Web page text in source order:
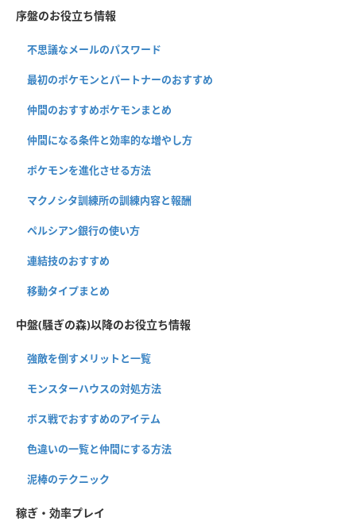
序盤のお役立ち情報
不思議なメールのパスワード
最初のポケモンとパートナーのおすすめ
仲間のおすすめポケモンまとめ
仲間になる条件と効率的な増やし方
ポケモンを進化させる方法
マクノシタ訓練所の訓練内容と報酬
ペルシアン銀行の使い方
連結技のおすすめ
移動タイプまとめ
中盤(騒ぎの森)以降のお役立ち情報
強敵を倒すメリットと一覧
モンスターハウスの対処方法
ボス戦でおすすめのアイテム
色違いの一覧と仲間にする方法
泥棒のテクニック
稼ぎ・効率プレイ